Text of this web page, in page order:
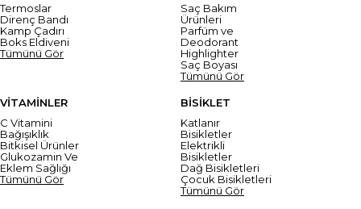
Termoslar
Direnç Bandı
Kamp Çadırı
Boks Eldiveni
Tümünü Gör
Saç Bakım
Ürünleri
Parfüm ve
Deodorant
Highlighter
Saç Boyası
Tümünü Gör
VİTAMİNLER
C Vitamini
Bağışıklık
Bitkisel Ürünler
Glukozamin Ve
Eklem Sağlığı
Tümünü Gör
BİSİKLET
Katlanır
Bisikletler
Elektrikli
Bisikletler
Dağ Bisikletleri
Çocuk Bisikletleri
Tümünü Gör